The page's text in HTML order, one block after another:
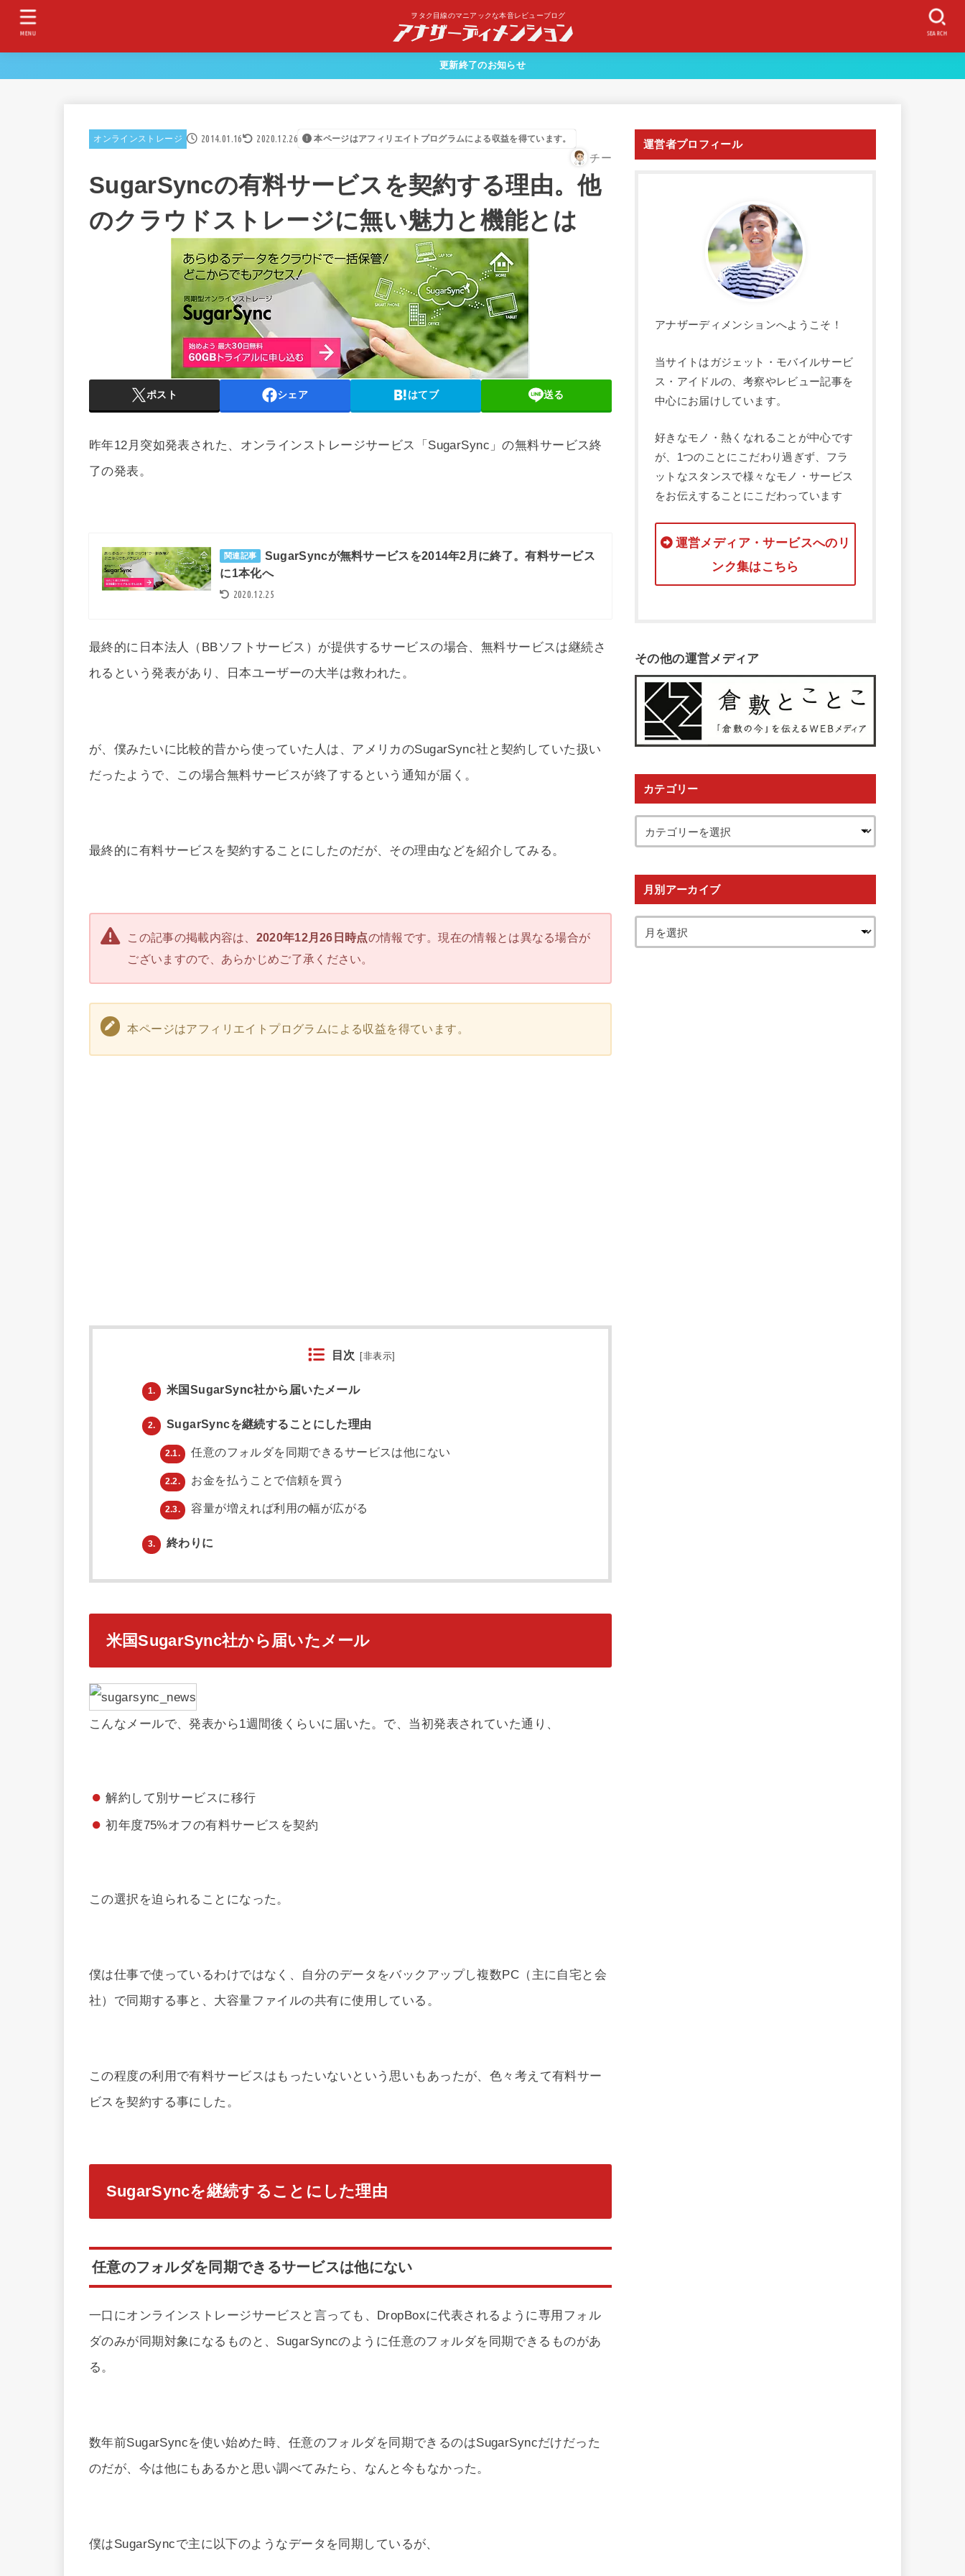
ヲタク目線のマニアックな本音レビューブログ
SEARCH
MENU
更新終了のお知らせ
オンラインストレージ 2014.01.16 2020.12.26 本ページはアフィリエイトプログラムによる収益を得ています。
チー
SugarSyncの有料サービスを契約する理由。他
のクラウドストレージに無い魅力と機能とは
ポスト シェア はてブ 送る
昨年12月突如発表された、オンラインストレージサービス「SugarSync」の無料サービス終
了の発表。
関連記事
SugarSyncが無料サービスを2014年2月に終了。有料サービス
に1本化へ
2020.12.25
最終的に日本法人（BBソフトサービス）が提供するサービスの場合、無料サービスは継続さ
れるという発表があり、日本ユーザーの大半は救われた。
が、僕みたいに比較的昔から使っていた人は、アメリカのSugarSync社と契約していた扱い
だったようで、この場合無料サービスが終了するという通知が届く。
最終的に有料サービスを契約することにしたのだが、その理由などを紹介してみる。
この記事の掲載内容は、 2020年12月26日時点の情報です。現在の情報とは異なる場合が
ございますので、あらかじめご了承ください。
本ページはアフィリエイトプログラムによる収益を得ています。
目次 [非表示]
1. 米国SugarSync社から届いたメール
2. SugarSyncを継続することにした理由
2.1. 任意のフォルダを同期できるサービスは他にない
2.2. お金を払うことで信頼を買う
2.3. 容量が増えれば利用の幅が広がる
3. 終わりに
米国SugarSync社から届いたメール
こんなメールで、発表から1週間後くらいに届いた。で、当初発表されていた通り、
解約して別サービスに移行
初年度75%オフの有料サービスを契約
この選択を迫られることになった。
僕は仕事で使っているわけではなく、自分のデータをバックアップし複数PC（主に自宅と会
社）で同期する事と、大容量ファイルの共有に使用している。
この程度の利用で有料サービスはもったいないという思いもあったが、色々考えて有料サー
ビスを契約する事にした。
SugarSyncを継続することにした理由
任意のフォルダを同期できるサービスは他にない
一口にオンラインストレージサービスと言っても、DropBoxに代表されるように専用フォル
ダのみが同期対象になるものと、SugarSyncのように任意のフォルダを同期できるものがあ
る。
数年前SugarSyncを使い始めた時、任意のフォルダを同期できるのはSugarSyncだけだった
のだが、今は他にもあるかと思い調べてみたら、なんと今もなかった。
僕はSugarSyncで主に以下のようなデータを同期しているが、
運営者プロフィール
アナザーディメンションへようこそ！
当サイトはガジェット・モバイルサービ
ス・アイドルの、考察やレビュー記事を
中心にお届けしています。
好きなモノ・熱くなれることが中心です
が、1つのことにこだわり過ぎず、フラ
ットなスタンスで様々なモノ・サービス
をお伝えすることにこだわっています
運営メディア・サービスへのリ
ンク集はこちら
その他の運営メディア
カテゴリー
月別アーカイブ